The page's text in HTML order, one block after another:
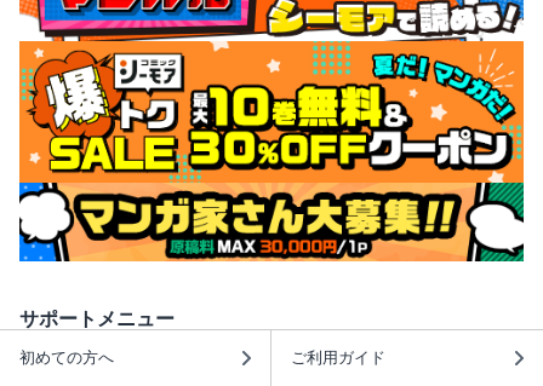
サポートメニュー
初めての方へ ご利用ガイド